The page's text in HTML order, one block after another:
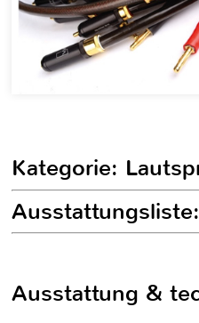
Kategorie:
Ausstattung &